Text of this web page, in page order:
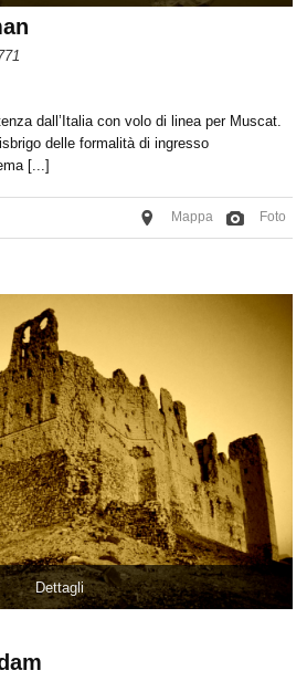
dall’Italia con volo di linea per Muscat.
delle formalità di ingresso
[...]
Foto
Mappa
Dettagli